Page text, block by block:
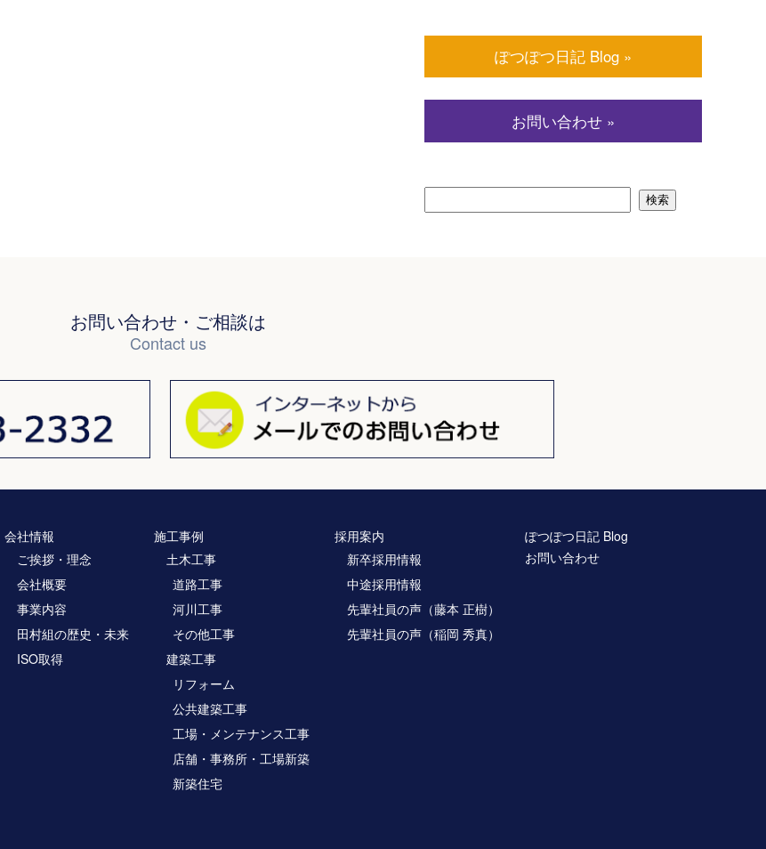
ぽつぽつ日記 Blog »
お問い合わせ »
お問い合わせ・ご相談は
Contact us
会社情報
ご挨拶・理念
会社概要
事業内容
田村組の歴史・未来
ISO取得
施工事例
土木工事
道路工事
河川工事
その他工事
建築工事
リフォーム
公共建築工事
工場・メンテナンス工事
店舗・事務所・工場新築
新築住宅
採用案内
新卒採用情報
中途採用情報
先輩社員の声（藤本 正樹）
先輩社員の声（稲岡 秀真）
ぽつぽつ日記 Blog
お問い合わせ